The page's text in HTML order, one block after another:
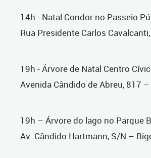
14h - Natal Condor no Passeio
Rua Presidente Carlos
19h - Árvore de Natal Centro
Avenida Cândido de Abreu, 817
19h – Árvore do lago no Parque
Av. Cândido Hartmann, S/N –